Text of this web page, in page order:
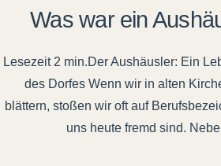
Was war ein
Der Aushäusler: Ein
des Dorfes Wenn wir in alten
blättern, stoßen wir oft auf
uns heute fremd sind.